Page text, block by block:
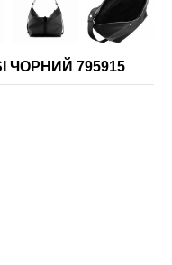
ЧОРНИЙ 795915